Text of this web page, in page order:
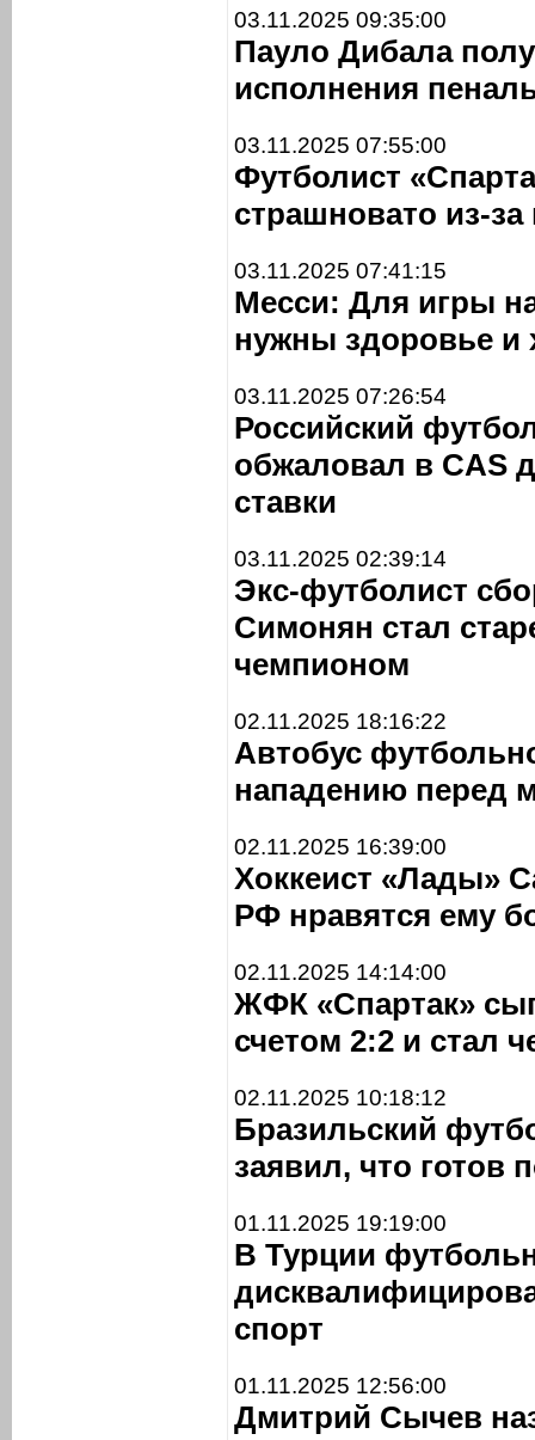
03.11.2025 09:35:00
Пауло Дибала
исполнения
03.11.2025 07:55:00
Футболист
страшновато из-
03.11.2025 07:41:15
Месси: Для игры
нужны здоровье и
03.11.2025 07:26:54
Российский
обжаловал в CAS
ставки
03.11.2025 02:39:14
Экс-футболист
Симонян стал
чемпионом
02.11.2025 18:16:22
Автобус
нападению перед
02.11.2025 16:39:00
Хоккеист «Лады»
РФ нравятся ему
02.11.2025 14:14:00
ЖФК «Спартак»
счетом 2:2 и стал
02.11.2025 10:18:12
Бразильский
заявил, что готов
01.11.2025 19:19:00
В Турции
спорт
01.11.2025 12:56:00
Дмитрий Сычев